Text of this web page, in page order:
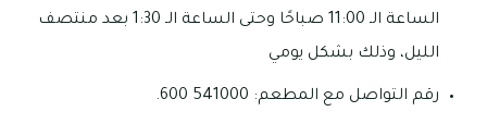
الساعة الـ 11:00 صباحًا وحتى الساعة الـ 1:30 بعد منتصف
الليل، وذلك بشكل يومي
رقم التواصل مع المطعم: 541000 600.